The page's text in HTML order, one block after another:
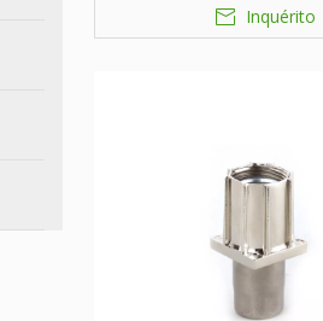
ajustável
Inquérito